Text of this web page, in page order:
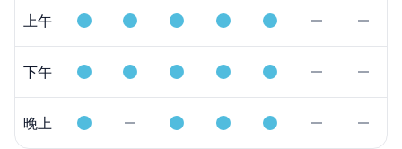
上午
下午
晚上